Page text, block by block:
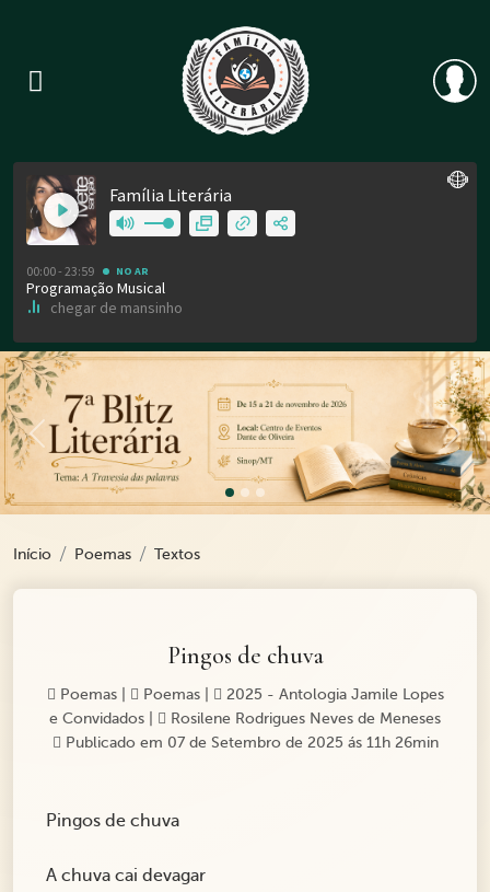
Previous
Início Poemas Textos
Pingos de chuva
Poemas| Poemas|
2025 - Antologia Jamile Lopes
e Convidados
Rosilene Rodrigues Neves de Meneses
Publicado em 07 de Setembro de 2025 ás 11h 26min
Pingos de chuva
A chuva cai devagar